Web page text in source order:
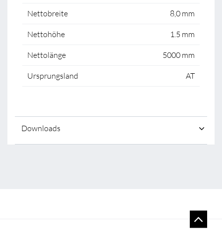
Nettobreite 8,0 mm
Nettohöhe 1.5 mm
Nettolänge 5000 mm
Ursprungsland AT
Downloads